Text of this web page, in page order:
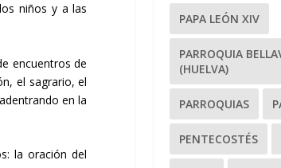
niños y a las
encuentros de
el sagrario, el
en la
la oración del
PAPA LEÓN XIV
PARROQUIA
(HUELVA)
PARROQUIAS
PENTECOSTÉS